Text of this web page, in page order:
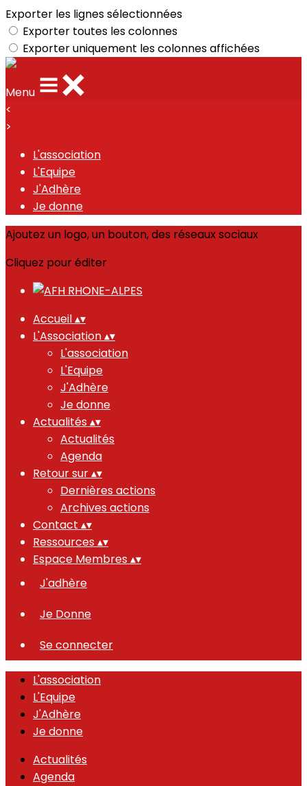
Exporter les lignes sélectionnées
Exporter toutes les colonnes
Exporter uniquement les colonnes affichées
Menu
<
>
L'association
L'Equipe
J'Adhère
Je donne
Ajoutez un logo, un bouton, des réseaux sociaux
Cliquez pour éditer
Accueil▴▾
L'Association▴▾
L'association
L'Equipe
J'Adhère
Je donne
Actualités ▴▾
Actualités
Agenda
Retour sur▴▾
Dernières actions
Archives actions
Contact ▴▾
Ressources ▴▾
Espace Membres ▴▾
J'adhère
Je Donne
Se connecter
L'association
L'Equipe
J'Adhère
Je donne
Actualités
Agenda